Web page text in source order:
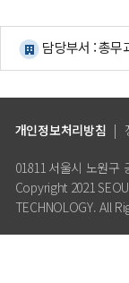
담당부서 : 총무
개인정보처리방침 |
01811 서울시 노원구
Copyright 2021
TECHNOLOGY. All